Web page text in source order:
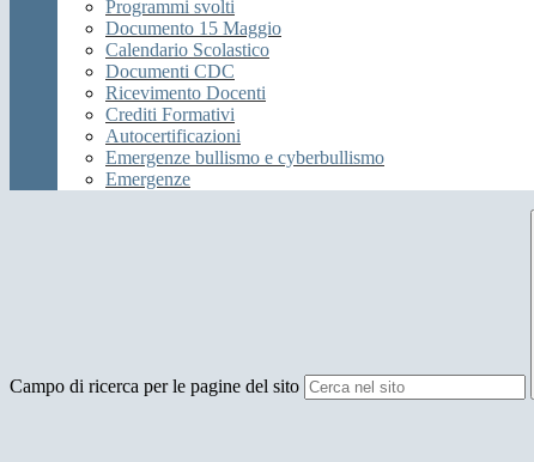
Programmi svolti
Documento 15 Maggio
Calendario Scolastico
Documenti CDC
Ricevimento Docenti
Crediti Formativi
Autocertificazioni
Emergenze bullismo e cyberbullismo
Emergenze
Campo di ricerca per le pagine del sito